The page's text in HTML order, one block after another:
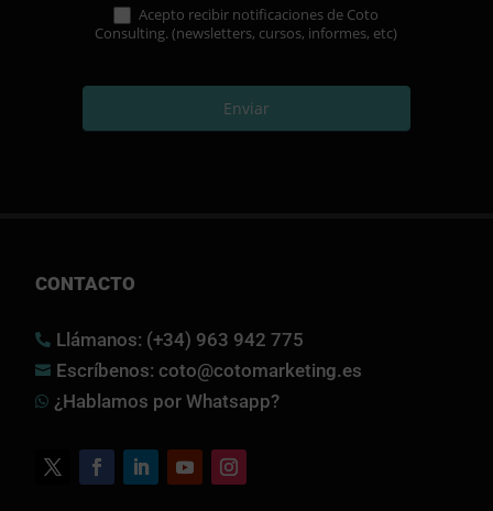
Acepto recibir notificaciones de Coto
Consulting. (newsletters, cursos, informes, etc)
Enviar
CONTACTO
 Llámanos: (+34) 963 942 775
 Escríbenos: coto@cotomarketing.es
 ¿Hablamos por Whatsapp?